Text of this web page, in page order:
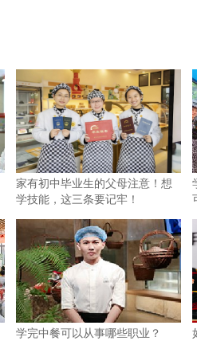
家有初中毕业生的父母注意！想
学技能，这三条要记牢！
学完中餐可以从事哪些职业？